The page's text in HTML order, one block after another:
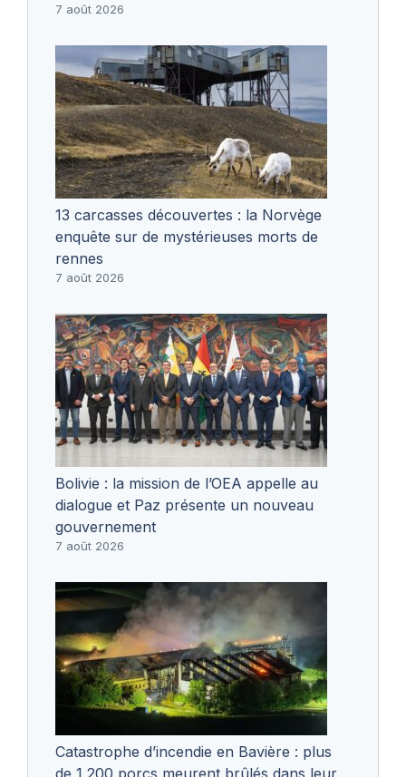
7 août 2026
13 carcasses découvertes : la Norvège
enquête sur de mystérieuses morts de
rennes
7 août 2026
Bolivie : la mission de l’OEA appelle au
dialogue et Paz présente un nouveau
gouvernement
7 août 2026
Catastrophe d’incendie en Bavière : plus
de 1 200 porcs meurent brûlés dans leur